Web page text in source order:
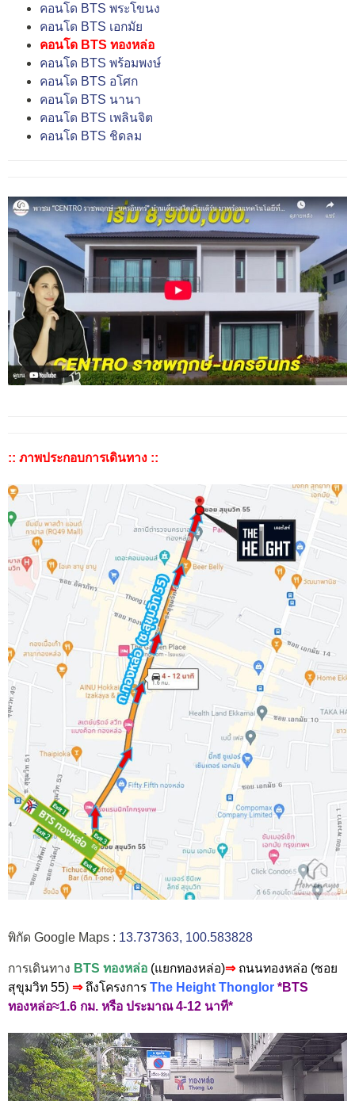
คอนโด BTS พระโขนง
คอนโด BTS เอกมัย
คอนโด BTS ทองหล่อ
คอนโด BTS พร้อมพงษ์
คอนโด BTS อโศก
คอนโด BTS นานา
คอนโด BTS เพลินจิต
คอนโด BTS ชิดลม
:: ภาพประกอบการเดินทาง ::
พิกัด Google Maps : 13.737363, 100.583828
การเดินทาง BTS ทองหล่อ (แยกทองหล่อ)⇒ ถนนทองหล่อ (ซอย
สุขุมวิท 55) ⇒ถึงโครงการ The Height Thonglor *BTS
ทองหล่อ≈1.6 กม. หรือ ประมาณ 4-12 นาที*